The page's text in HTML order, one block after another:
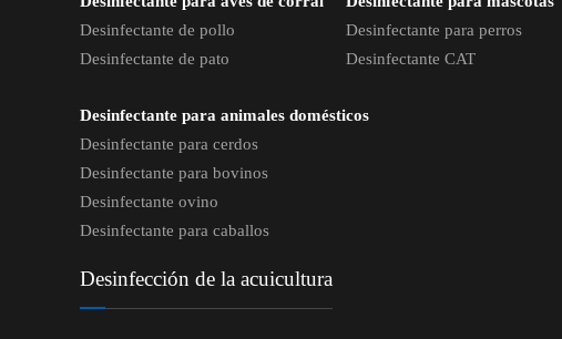
Desinfectante de pollo
Desinfectante de pato
Desinfectante para perros
Desinfectante CAT
Desinfectante para animales domésticos
Desinfectante para cerdos
Desinfectante para bovinos
Desinfectante ovino
Desinfectante para caballos
Desinfección de la acuicultura